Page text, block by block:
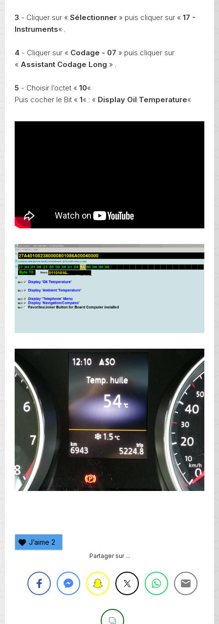
3 - Cliquer sur « Sélectionner » puis cliquer sur « 17 -
Instruments« .
4 - Cliquer sur « Codage - 07 » puis cliquer sur
« Assistant Codage Long » .
5 - Choisir l’octet « 10«
Puis cocher le Bit « 1« : « Display Oil Temperature«
J’aime 2
Partager sur ...